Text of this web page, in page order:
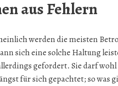
aus Fehlern
werden die meisten
sich eine solche Haltung
gefordert. Sie darf
für sich gepachtet; so was